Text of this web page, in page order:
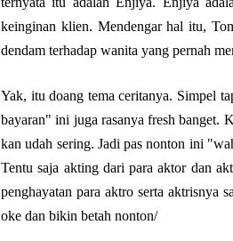
keinginan klien. Mendengar hal itu,
dendam terhadap wanita yang pernah
Yak, itu doang tema ceritanya. Simpel
bayaran" ini juga rasanya fresh banget.
kan udah sering. Jadi pas nonton ini
Tentu saja akting dari para aktor dan
penghayatan para aktro serta aktrisnya
oke dan bikin betah nonton/